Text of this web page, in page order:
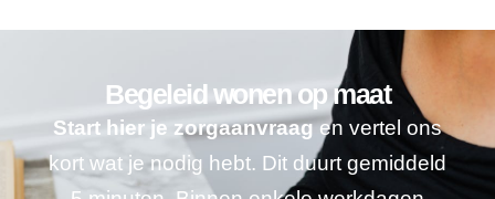
Begeleid wonen op maat
Start hier je zorgaanvraagen vertel ons
kort wat je nodig hebt. Dit duurt gemiddeld